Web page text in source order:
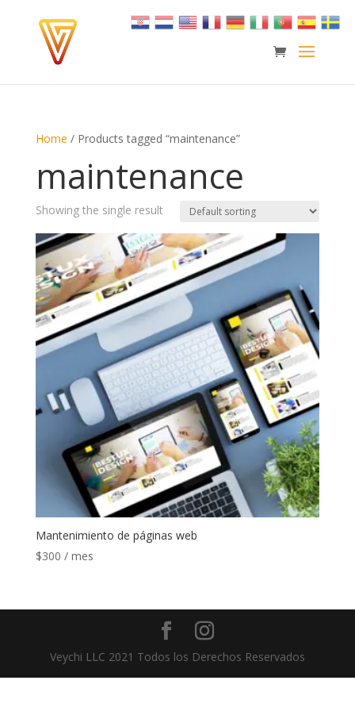
Home / Products tagged “maintenance”
maintenance
Showing the single result
Mantenimiento de páginas web
$300 / mes
Veychi LLC 2021 Todos los Derechos Reservados